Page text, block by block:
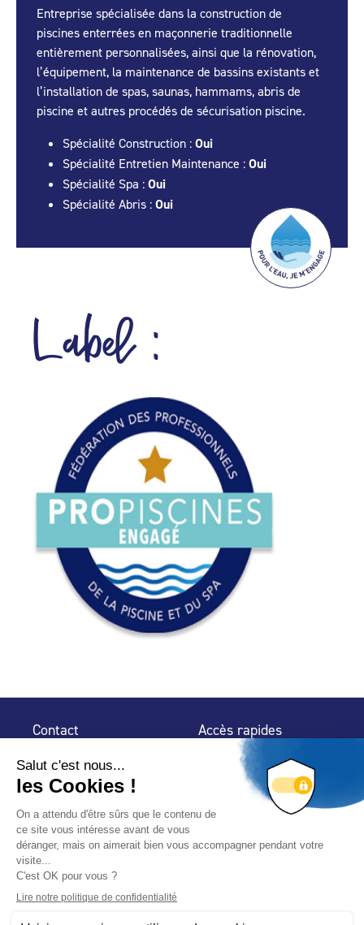
Entreprise spécialisée dans la construction de
piscines enterrées en maçonnerie traditionnelle
entièrement personnalisées, ainsi que la rénovation,
l’équipement, la maintenance de bassins existants et
l’installation de spas, saunas, hammams, abris de
piscine et autres procédés de sécurisation piscine.
Spécialité Construction : Oui
Spécialité Entretien Maintenance : Oui
Spécialité Spa : Oui
Spécialité Abris : Oui
Label :
Contact
32 rue de Mogador
75 009 Paris
Accès rapides
Espace Presse
Trouver un
professionnel
Nous suivre